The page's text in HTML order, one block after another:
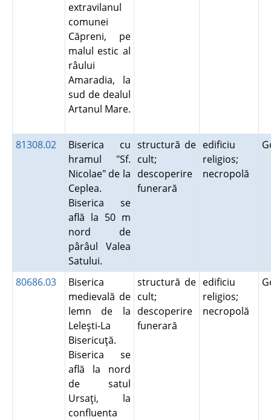
extravilanul
comunei
Căpreni, pe
malul estic al
râului
Amaradia, la
sud de dealul
Artanul Mare.
81308.02
Biserica cu
hramul "Sf.
Nicolae" de la
Ceplea.
Biserica se
află la 50 m
nord de
pârâul Valea
Satului.
structură de
cult;
descoperire
funerară
edificiu
religios;
necropolă
80686.03
Biserica
medievală de
lemn de la
Leleşti-La
Bisericuţă.
Biserica se
află la nord
de satul
Ursaţi, la
confluenta
structură de
cult;
descoperire
funerară
edificiu
religios;
necropolă